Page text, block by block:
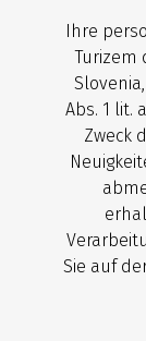
Ihre
Turizem
Abs. 1 lit.
Zweck
Sie auf